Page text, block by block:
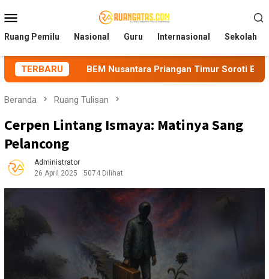
ke
kontenMobile
Ruang Pemilu Nasional Guru Internasional Sekolah
TERBARU
Nusantara Priangan Timur Soroti Efektivitas Kinerja APH
Beranda Ruang Tulisan
Cerpen Lintang Ismaya: Matinya Sang
Pelancong
Administrator
26 April 2025
5074 Dilihat